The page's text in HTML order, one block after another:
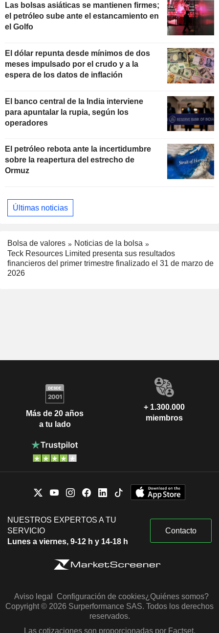
Las bolsas asiáticas se mantienen firmes;
el petróleo sube ante el estancamiento en
el Golfo
El dólar repunta desde mínimos de dos
meses impulsado por el crudo y a la
espera de los datos de inflación
El banco central de la India interviene
para apuntalar la rupia, según los
operadores
El petróleo rebota ante la incertidumbre
sobre la reapertura del estrecho de
Ormuz
Últimas noticias
Bolsa de valores
Noticias de la bolsa
Teck Resources Limited presenta sus resultados
financieros del primer trimestre finalizado el 31 de marzo de
2026
Más de 20 años
a tu lado
+ 1.300.000
miembros
NUESTROS EXPERTOS A TU
SERVICIO
Lunes a viernes, 9-12 h y 14-18 h
Contacto
Aviso legal Configuración de cookies¿Quiénes somos?
Copyright © 2026 Surperformance SAS. Todos los derechos
reservados.
Las cotizaciones son proporcionadas por Factset,